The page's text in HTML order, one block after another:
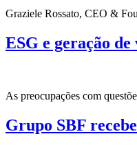
Graziele Rossato, CEO &
ESG e geração
As preocupações com
Grupo SBF